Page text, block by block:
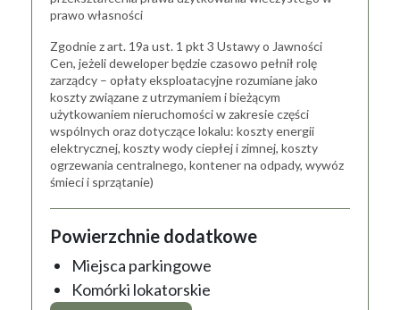
prawo własności
Zgodnie z art. 19a ust. 1 pkt 3 Ustawy o Jawności
Cen, jeżeli deweloper będzie czasowo pełnił rolę
zarządcy – opłaty eksploatacyjne rozumiane jako
koszty związane z utrzymaniem i bieżącym
użytkowaniem nieruchomości w zakresie części
wspólnych oraz dotyczące lokalu: koszty energii
elektrycznej, koszty wody ciepłej i zimnej, koszty
ogrzewania centralnego, kontener na odpady, wywóz
śmieci i sprzątanie)
Powierzchnie dodatkowe
Miejsca parkingowe
Komórki lokatorskie